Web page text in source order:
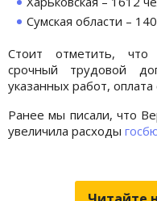
Сумская области –
Стоит отметить, что
срочный трудовой
указанных работ,
Ранее мы писали, что
увеличила расходы